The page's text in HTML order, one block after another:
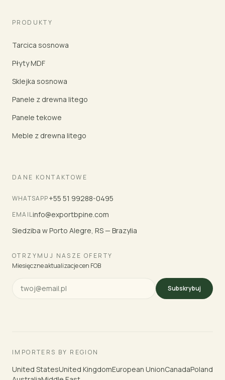
PRODUKTY
Tarcica sosnowa
Płyty MDF
Sklejka sosnowa
Panele z drewna litego
Panele tekowe
Meble z drewna litego
DANE KONTAKTOWE
WHATSAPP+55 51 99288-0495
EMAILinfo@exportbpine.com
Siedziba w Porto Alegre, RS — Brazylia
OTRZYMUJ NASZE OFERTY
Miesięczne aktualizacje cen FOB
Subskrybuj
IMPORTERS BY REGION
United StatesUnited KingdomEuropean UnionCanadaPoland